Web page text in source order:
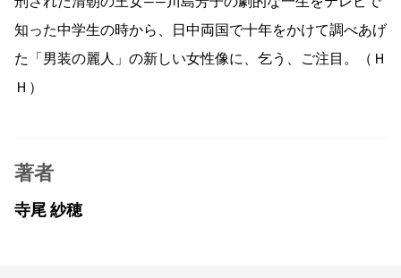
知った中学生の時から、日中両国で十年をかけて調べあげ
た「男装の麗人」の新しい女性像に、乞う、ご注目。（Ｈ
Ｈ）
著者
寺尾 紗穂